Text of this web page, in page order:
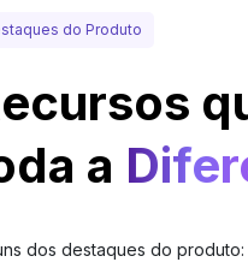
do Produto
a
dos destaques do produto: